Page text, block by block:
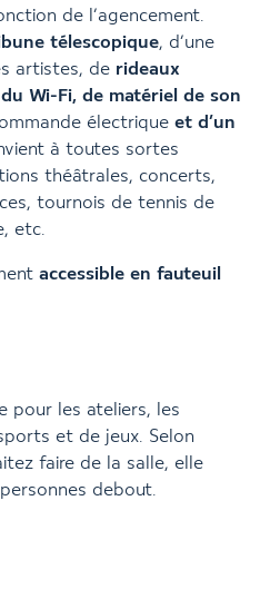
de l’agencement.
télescopique, d’une
artistes, de rideaux
Wi-Fi, de matériel de son
électrique et d’un
à toutes sortes
théâtrales, concerts,
tournois de tennis de
etc.
accessible en fauteuil
pour les ateliers, les
et de jeux. Selon
faire de la salle, elle
debout.